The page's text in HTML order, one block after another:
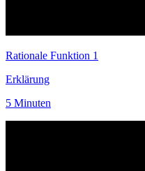
Rationale Funktion 1
Erklärung
5 Minuten